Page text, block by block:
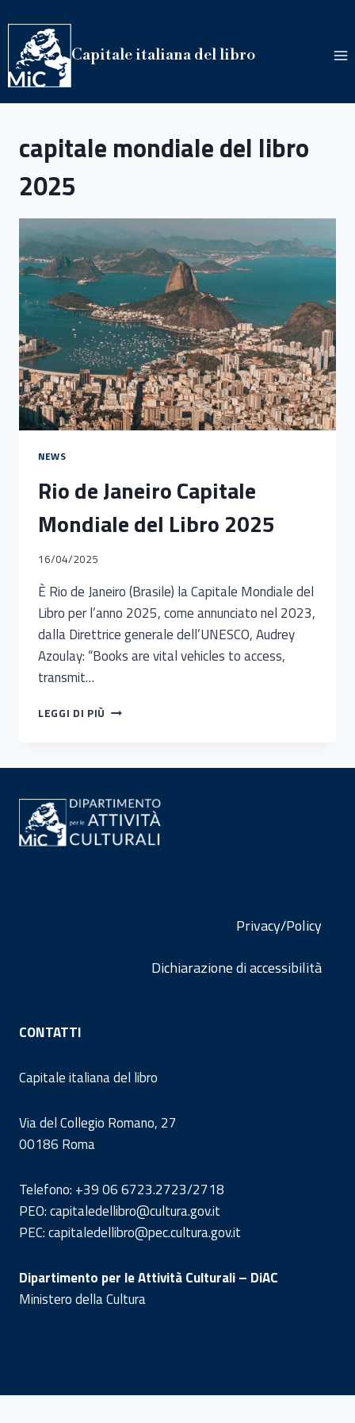
al
contenuto
Capitale italiana del libro
capitale mondiale del libro
2025
NEWS
Rio de Janeiro Capitale
Mondiale del Libro 2025
16/04/2025
È Rio de Janeiro (Brasile) la Capitale Mondiale del
Libro per l’anno 2025, come annunciato nel 2023,
dalla Direttrice generale dell’UNESCO, Audrey
Azoulay: “Books are vital vehicles to access,
transmit…
LEGGI DI PIÙ RIO
LIBRO
2025
Privacy/Policy
Dichiarazione di accessibilità
CONTATTI
Capitale italiana del libro
Via del Collegio Romano, 27
00186 Roma
Telefono: +39 06 6723.2723/2718
PEO: capitaledellibro@cultura.gov.it
PEC: capitaledellibro@pec.cultura.gov.it
Dipartimento per le Attività Culturali – DiAC
Ministero della Cultura